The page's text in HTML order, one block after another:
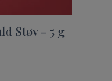
Støv - 5 g